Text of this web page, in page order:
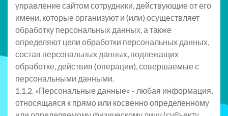
управление сайтом сотрудники, действующие от его
имени, которые организуют и (или) осуществляет
обработку персональных данных, а также
определяют цели обработки персональных данных,
состав персональных данных, подлежащих
обработке, действия (операции), совершаемые с
персональными данными.
1.1.2. «Персональные данные» - любая информация,
относящаяся к прямо или косвенно определенному